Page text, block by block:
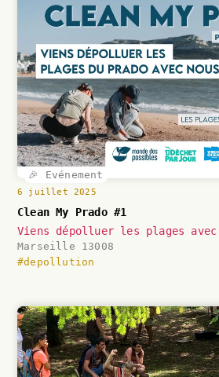
🎉 Evénement
6 juillet 2025
Clean My Prado #1
Viens dépolluer les plages avec
Marseille 13008
#depollution